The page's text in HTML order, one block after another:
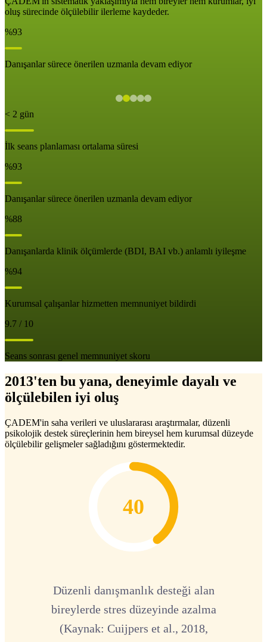
oluş sürecinde ölçülebilir ilerleme kaydeder.
%93
Danışanlar sürece önerilen uzmanla devam ediyor
< 2 gün
İlk seans planlaması ortalama süresi
%93
Danışanlar sürece önerilen uzmanla devam ediyor
%88
Danışanlarda klinik ölçümlerde (BDI, BAI vb.) anlamlı iyileşme
%94
Kurumsal çalışanlar hizmetten memnuniyet bildirdi
9.7 / 10
Seans sonrası genel memnuniyet skoru
2013'ten bu yana, deneyimle dayalı ve
ölçülebilen iyi oluş
ÇADEM'in saha verileri ve uluslararası araştırmalar, düzenli
psikolojik destek süreçlerinin hem bireysel hem kurumsal düzeyde
ölçülebilir gelişmeler sağladığını göstermektedir.
40
Düzenli danışmanlık desteği alan
bireylerde stres düzeyinde azalma
(Kaynak: Cuijpers et al., 2018,